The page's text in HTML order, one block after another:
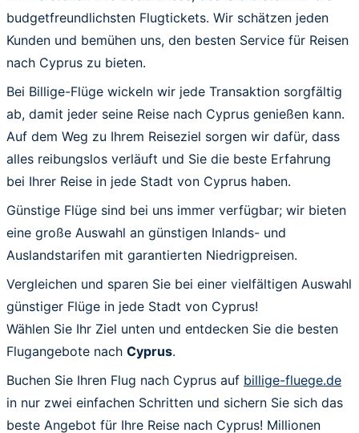
budgetfreundlichsten Flugtickets. Wir schätzen jeden
Kunden und bemühen uns, den besten Service für Reisen
nach Cyprus zu bieten.
Bei Billige-Flüge wickeln wir jede Transaktion sorgfältig
ab, damit jeder seine Reise nach Cyprus genießen kann.
Auf dem Weg zu Ihrem Reiseziel sorgen wir dafür, dass
alles reibungslos verläuft und Sie die beste Erfahrung
bei Ihrer Reise in jede Stadt von Cyprus haben.
Günstige Flüge sind bei uns immer verfügbar; wir bieten
eine große Auswahl an günstigen Inlands- und
Auslandstarifen mit garantierten Niedrigpreisen.
Vergleichen und sparen Sie bei einer vielfältigen Auswahl
günstiger Flüge in jede Stadt von Cyprus!
Wählen Sie Ihr Ziel unten und entdecken Sie die besten
Flugangebote nach Cyprus.
Buchen Sie Ihren Flug nach Cyprus auf billige-fluege.de
in nur zwei einfachen Schritten und sichern Sie sich das
beste Angebot für Ihre Reise nach Cyprus! Millionen